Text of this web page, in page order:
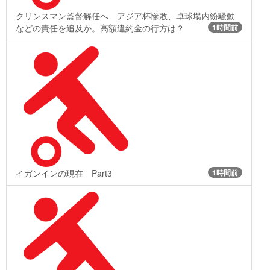
クリンスマン監督解任へ アジア杯惨敗、卓球場内紛騒動
などの責任を追及か。高額違約金の行方は？
1時間前
イガンインの現在 Part3 1時間前